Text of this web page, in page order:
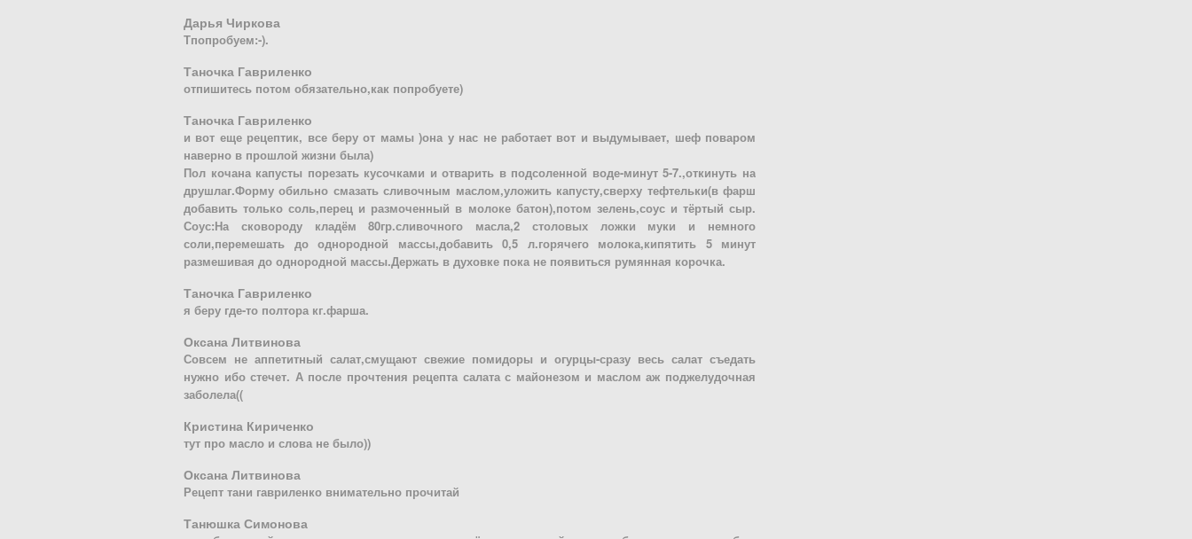
Дарья Чиркова
Тпопробуем:-).
Таночка Гавриленко
отпишитесь потом обязательно,как попробуете)
Таночка Гавриленко
и вот еще рецептик, все беру от мамы )она у нас не работает вот и выдумывает, шеф поваром
наверно в прошлой жизни была)
Пол кочана капусты порезать кусочками и отварить в подсоленной воде-минут 5-7.,откинуть на
друшлаг.Форму обильно смазать сливочным маслом,уложить капусту,сверху тефтельки(в фарш
добавить только соль,перец и размоченный в молоке батон),потом зелень,соус и тёртый сыр.
Соус:На сковороду кладём 80гр.сливочного масла,2 столовых ложки муки и немного
соли,перемешать до однородной массы,добавить 0,5 л.горячего молока,кипятить 5 минут
размешивая до однородной массы.Держать в духовке пока не появиться румянная корочка.
Таночка Гавриленко
я беру где-то полтора кг.фарша.
Оксана Литвинова
Совсем не аппетитный салат,смущают свежие помидоры и огурцы-сразу весь салат съедать
нужно ибо стечет. А после прочтения рецепта салата с майонезом и маслом аж поджелудочная
заболела((
Кристина Кириченко
тут про масло и слова не было))
Оксана Литвинова
Рецепт тани гавриленко внимательно прочитай
Танюшка Симонова